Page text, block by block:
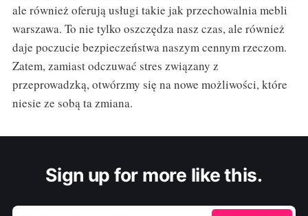
ale również oferują usługi takie jak przechowalnia mebli
warszawa. To nie tylko oszczędza nasz czas, ale również
daje poczucie bezpieczeństwa naszym cennym rzeczom.
Zatem, zamiast odczuwać stres związany z
przeprowadzką, otwórzmy się na nowe możliwości, które
niesie ze sobą ta zmiana.
Sign up for more like this.